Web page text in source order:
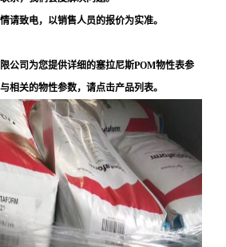
请致电，以销售人员的报价为实准。
公司为您提供详细的塞拉尼斯POM物性表参
相关的物性参数，请点击产品列表。